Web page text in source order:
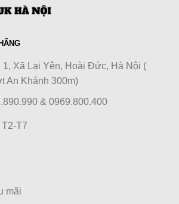
Xã Lại Yên, Hoài Đức, Hà Nội (
An Khánh 300m)
& 0969.800.400
T7
mãi